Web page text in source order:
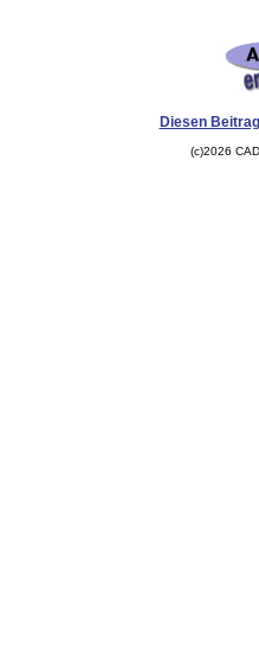
Diesen
(c)2026